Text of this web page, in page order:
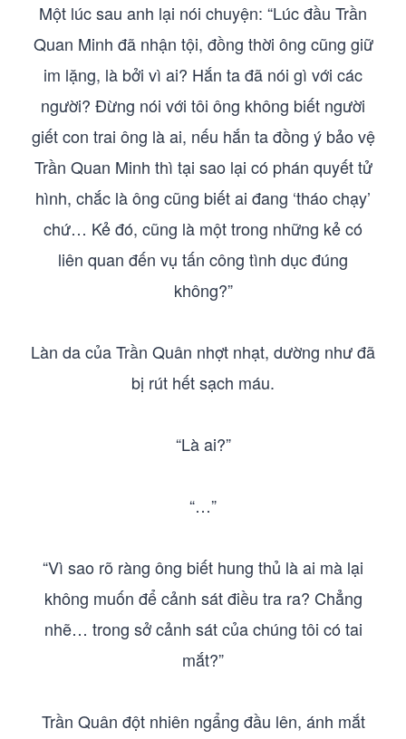
Một lúc sau anh lại nói chuyện: “Lúc đầu Trần
Quan Minh đã nhận tội, đồng thời ông cũng giữ
im lặng, là bởi vì ai? Hắn ta đã nói gì với các
người? Đừng nói với tôi ông không biết người
giết con trai ông là ai, nếu hắn ta đồng ý bảo vệ
Trần Quan Minh thì tại sao lại có phán quyết tử
hình, chắc là ông cũng biết ai đang ‘tháo chạy’
chứ… Kẻ đó, cũng là một trong những kẻ có
liên quan đến vụ tấn công tình dục đúng
không?”
Làn da của Trần Quân nhợt nhạt, dường như đã
bị rút hết sạch máu.
“Là ai?”
“…”
“Vì sao rõ ràng ông biết hung thủ là ai mà lại
không muốn để cảnh sát điều tra ra? Chẳng
nhẽ… trong sở cảnh sát của chúng tôi có tai
mắt?”
Trần Quân đột nhiên ngẩng đầu lên, ánh mắt